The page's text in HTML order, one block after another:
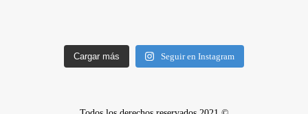
Cargar más Seguir en Instagram